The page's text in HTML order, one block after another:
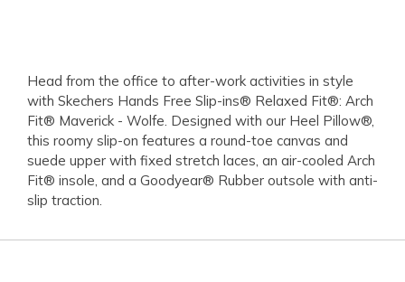
Head from the office to after-work activities in style
with Skechers Hands Free Slip-ins® Relaxed Fit®: Arch
Fit® Maverick - Wolfe. Designed with our Heel Pillow®,
this roomy slip-on features a round-toe canvas and
suede upper with fixed stretch laces, an air-cooled Arch
Fit® insole, and a Goodyear® Rubber outsole with anti-
slip traction.